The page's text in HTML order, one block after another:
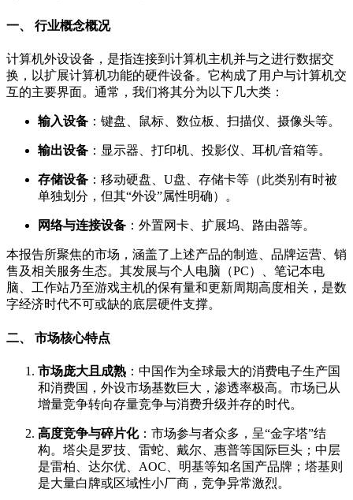
一、 行业概念概况
计算机外设设备，是指连接到计算机主机并与之进行数据交
换，以扩展计算机功能的硬件设备。它构成了用户与计算机交
互的主要界面。通常，我们将其分为以下几大类：
输入设备 ：键盘、鼠标、数位板、扫描仪、摄像头等。
输出设备 ：显示器、打印机、投影仪、耳机/音箱等。
存储设备 ：移动硬盘、U盘、存储卡等（此类别有时被
单独划分，但其“外设”属性明确）。
网络与连接设备 ：外置网卡、扩展坞、路由器等。
本报告所聚焦的市场，涵盖了上述产品的制造、品牌运营、销
售及相关服务生态。其发展与个人电脑（PC）、笔记本电
脑、工作站乃至游戏主机的保有量和更新周期高度相关，是数
字经济时代不可或缺的底层硬件支撑。
二、 市场核心特点
市场庞大且成熟 ：中国作为全球最大的消费电子生产国
和消费国，外设市场基数巨大，渗透率极高。市场已从
增量竞争转向存量竞争与消费升级并存的时代。
高度竞争与碎片化：市场参与者众多，呈“金字塔”结
构。塔尖是罗技、雷蛇、戴尔、惠普等国际巨头；中层
是雷柏、达尔优、AOC、明基等知名国产品牌；塔基则
是大量白牌或区域性小厂商，竞争异常激烈。